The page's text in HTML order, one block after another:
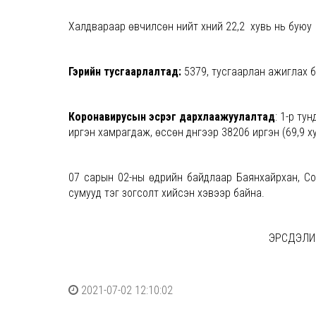
Халдвараар өвчилсөн нийт хүний 22,2 хувь нь буюу
Гэрийн тусгаарлалтад: 5379, тусгаарлан ажиглах
Коронавирусын эсрэг дархлаажуулалтад: 1-р
иргэн хамрагдаж, өссөн дүнгээр 38206 иргэн (69,9
07 сарын 02-ны өдрийн байдлаар Баянхайрхан,
сумууд тэг зогсолт хийсэн хэвээр байна.
2021-07-02 12:10:02